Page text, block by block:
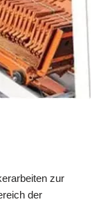
zur
der